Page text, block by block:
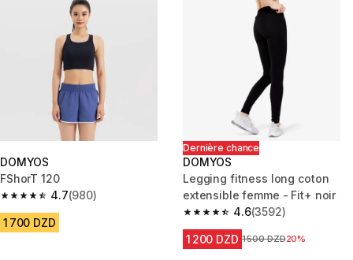
DOMYOS
FShorT 120
4.7
4.7 out of 5 stars from 980 reviews
(980)
1 700 DZD
Dernière chance
DOMYOS
Legging fitness long coton
extensible femme - Fit+ noir
4.6
4.6 out of 5 stars from 3592
(3592)
1 200 DZD Prix avant la réduction
1 500 DZD20%